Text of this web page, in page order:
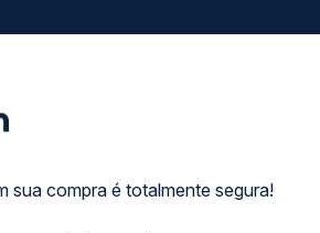
sua compra é totalmente segura!